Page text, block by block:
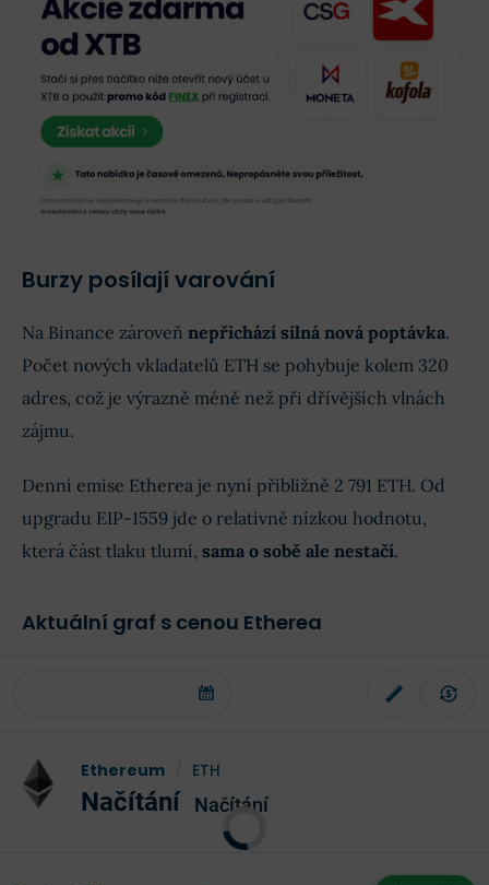
Burzy posílají varování
Na Binance zároveň nepřichází silná nová poptávka.
Počet nových vkladatelů ETH se pohybuje kolem 320
adres, což je výrazně méně než při dřívějších vlnách
zájmu.
Denní emise Etherea je nyní přibližně 2 791 ETH. Od
upgradu EIP-1559 jde o relativně nízkou hodnotu,
která část tlaku tlumí, sama o sobě ale nestačí.
Aktuální graf s cenou Etherea
Ethereum ETH
Načítání Načítání